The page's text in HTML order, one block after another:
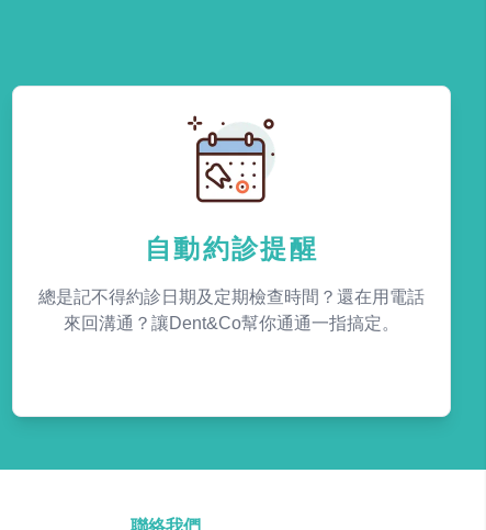
自動約診提醒
總是記不得約診日期及定期檢查時間？還在用電話
來回溝通？讓Dent&Co幫你通通一指搞定。
聯絡我們